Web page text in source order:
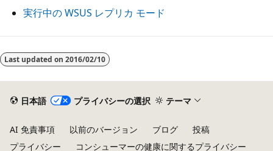
実行中の WSUS レプリカ モード
読
みLast updated on 2016/02/10
日本語 プライバシーの選択 テーマ
AI 免責事項 以前のバージョン ブログ
投稿
プライバシー
コンシューマーの健康に関するプライバシー